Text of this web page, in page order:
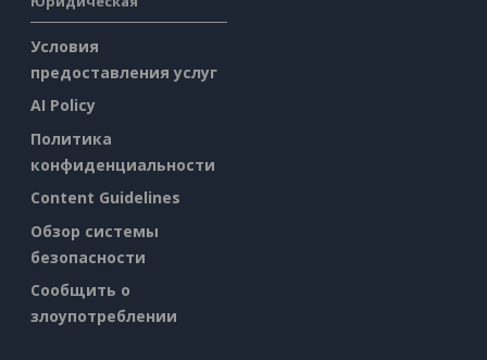
Условия
предоставления услуг
AI Policy
Политика
конфиденциальности
Content Guidelines
Обзор системы
безопасности
Сообщить о
злоупотреблении